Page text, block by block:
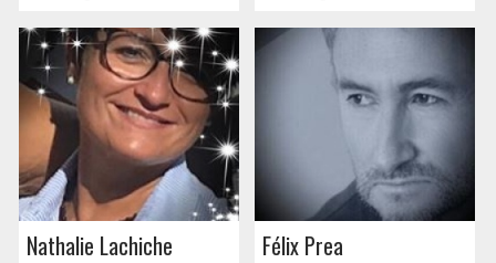
Nathalie Lachiche Félix Prea